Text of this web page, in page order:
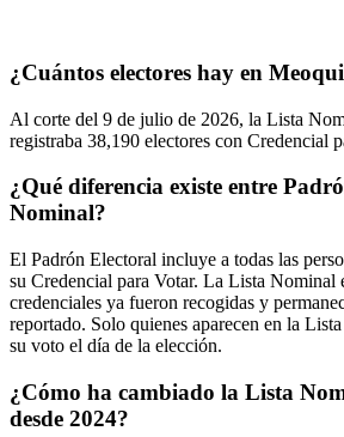
¿Cuántos electores hay en
Al corte del 9 de julio de 2026, la Lista
registraba 38,190 electores con Credencial
¿Qué diferencia existe entre
Nominal?
El Padrón Electoral incluye a todas las
su Credencial para Votar. La Lista Nominal
credenciales ya fueron recogidas y
reportado. Solo quienes aparecen en la
su voto el día de la elección.
¿Cómo ha cambiado la Lista
desde 2024?